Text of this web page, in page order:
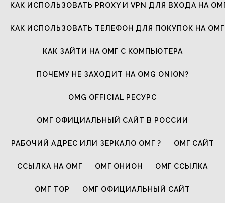
КАК ИСПОЛЬЗОВАТЬ PROXY И VPN ДЛЯ ВХОДА НА
КАК ИСПОЛЬЗОВАТЬ ТЕЛЕФОН ДЛЯ ПОКУПОК НА ОМГ
КАК ЗАЙТИ НА ОМГ С КОМПЬЮТЕРА
ПОЧЕМУ НЕ ЗАХОДИТ НА OMG ONION?
OMG OFFICIAL РЕСУРС
ОМГ ОФИЦИАЛЬНЫЙ САЙТ В РОССИИ
РАБОЧИЙ АДРЕС ИЛИ ЗЕРКАЛО ОМГ ? ОМГ САЙТ
ССЫЛКА НА ОМГ ОМГ ОНИОН ОМГ ССЫЛКА
ОМГ ТОР ОМГ ОФИЦИАЛЬНЫЙ САЙТ